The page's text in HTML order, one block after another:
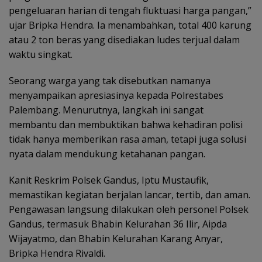
pengeluaran harian di tengah fluktuasi harga pangan,”
ujar Bripka Hendra. Ia menambahkan, total 400 karung
atau 2 ton beras yang disediakan ludes terjual dalam
waktu singkat.
Seorang warga yang tak disebutkan namanya
menyampaikan apresiasinya kepada Polrestabes
Palembang. Menurutnya, langkah ini sangat
membantu dan membuktikan bahwa kehadiran polisi
tidak hanya memberikan rasa aman, tetapi juga solusi
nyata dalam mendukung ketahanan pangan.
Kanit Reskrim Polsek Gandus, Iptu Mustaufik,
memastikan kegiatan berjalan lancar, tertib, dan aman.
Pengawasan langsung dilakukan oleh personel Polsek
Gandus, termasuk Bhabin Kelurahan 36 Ilir, Aipda
Wijayatmo, dan Bhabin Kelurahan Karang Anyar,
Bripka Hendra Rivaldi.